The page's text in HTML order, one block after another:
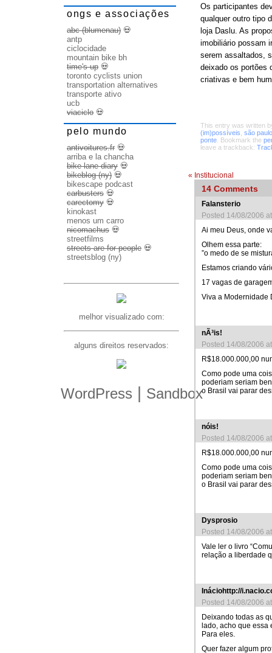
Os participantes
qualquer outro tipo
loja Daslu. As
imobiliário possam
serem assaltados,
deixado os portões
criativas e bem
This entry was written
(im)possíveis são paulo
ponte . Bookmark the
leave a trackback:
« Institucional
14 Comments
Falansterio
Posted 14/08/2006
Ai meu Deus, onde
Olhem essa parte:
”o medo de se
Estamos criando
17 vagas de
Viva a Modernidade
nÃ³is!
Posted 14/08/2006
R$18.000.000,00
Como pode uma
poderiam seriam
o Brasil vai parar
nóis!
Posted 14/08/2006
R$18.000.000,00
Como pode uma
poderiam seriam
o Brasil vai parar
Dysprosio
Posted 14/08/2006
Vale ler o livro
relação a liberdade
Ináciohttp://
Posted 14/08/2006
Deixando todas as
lado, acho que
Para eles.
Quer fazer algum
ongs e associações
abc (blumenau) 💀
antp
ciclocidade
mountain bike bh
time's up 💀
toronto cyclists union
transportation alternatives
transporte ativo
ucb
viaciclo 💀
pelo mundo
antivoitures.fr 💀
arriba e la chancha
bike lane diary 💀
bikeblog (ny) 💀
bikescape podcast
carbusters 💀
carectomy 💀
kinokast
menos um carro
nicomachus 💀
streetfilms
streets are for people 💀
streetsblog (ny)
melhor visualizado com:
alguns direitos reservados:
WordPress Sandbox